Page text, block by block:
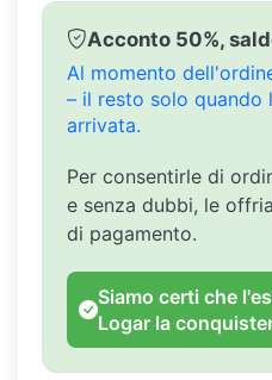
Acconto 50%,
Al momento
– il resto solo quando
arrivata.
Per consentirle di
e senza dubbi, le
di pagamento.
Siamo certi che
Logar la